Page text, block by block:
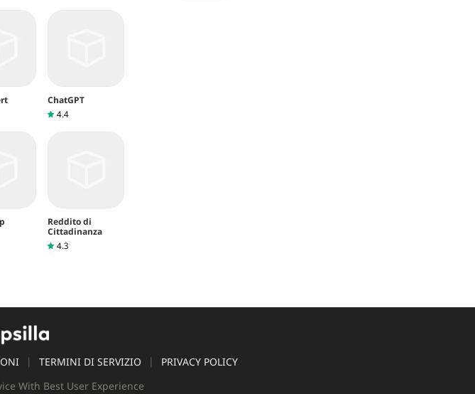
ChatGPT
4.4
Reddito di
Cittadinanza
4.3
TERMINI DI SERVIZIO
PRIVACY POLICY
With Best User Experience